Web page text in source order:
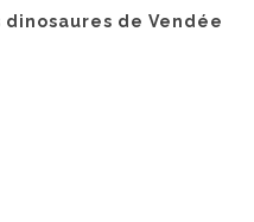
de Vendée